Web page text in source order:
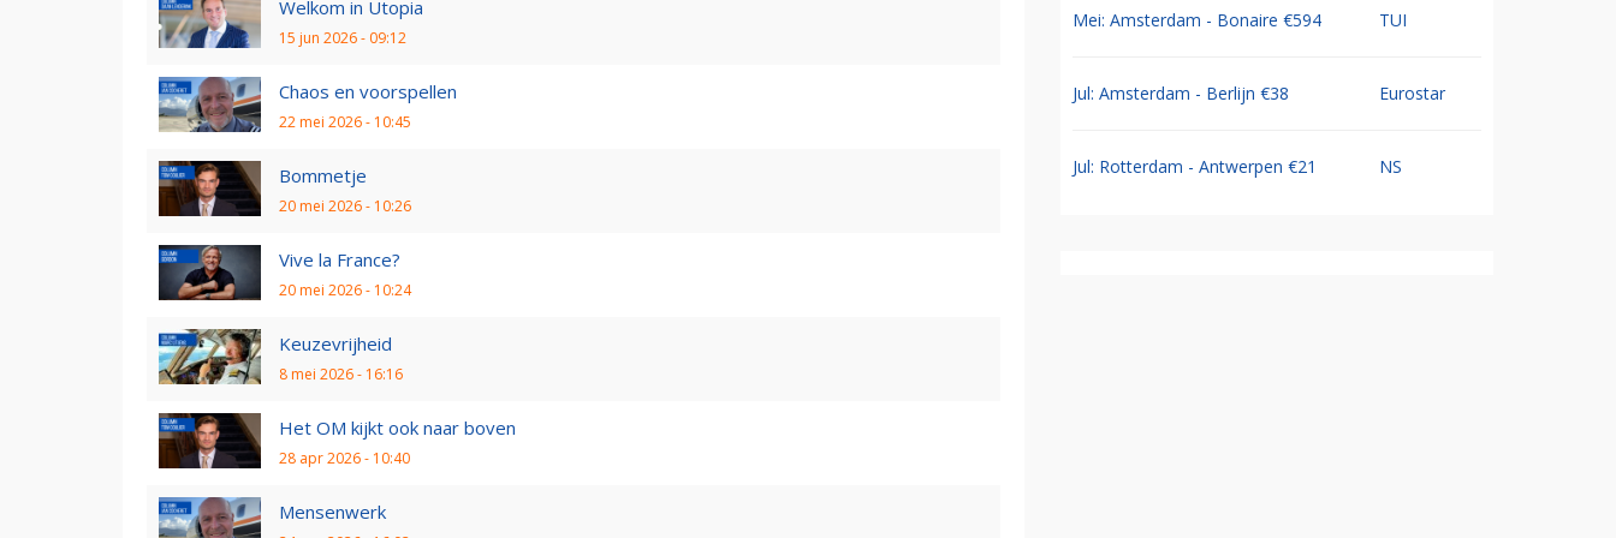
Welkom in Utopia
15 jun 2026 - 09:12
Chaos en voorspellen
22 mei 2026 - 10:45
Bommetje
20 mei 2026 - 10:26
Vive la France?
20 mei 2026 - 10:24
Keuzevrijheid
8 mei 2026 - 16:16
Het OM kijkt ook naar boven
28 apr 2026 - 10:40
Mensenwerk
Mei: Amsterdam - Bonaire €594 TUI
Jul: Amsterdam - Berlijn €38 Eurostar
Jul: Rotterdam - Antwerpen €21 NS